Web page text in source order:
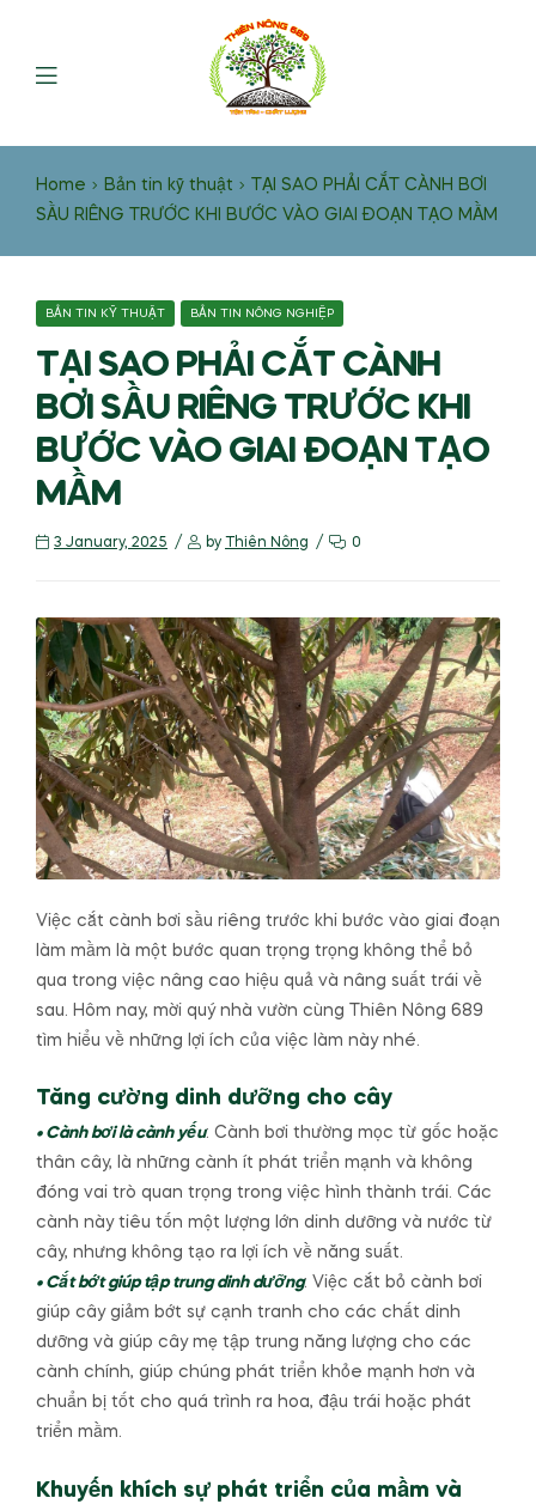
Home Bản tin kỹ thuật
TẠI SAO PHẢI CẮT CÀNH BƠI
SẦU RIÊNG TRƯỚC KHI BƯỚC VÀO GIAI ĐOẠN TẠO MẦM
BẢN TIN KỸ THUẬT BẢN TIN NÔNG NGHIỆP
TẠI SAO PHẢI CẮT CÀNH
BƠI SẦU RIÊNG TRƯỚC KHI
BƯỚC VÀO GIAI ĐOẠN TẠO
MẦM
3 January, 2025 by Thiên Nông 0
Việc cắt cành bơi sầu riêng trước khi bước vào giai đoạn
làm mầm là một bước quan trọng trọng không thể bỏ
qua trong việc nâng cao hiệu quả và nâng suất trái về
sau. Hôm nay, mời quý nhà vườn cùng Thiên Nông 689
tìm hiểu về những lợi ích của việc làm này nhé.
Tăng cường dinh dưỡng cho cây
• Cành bơi là cành yếu: Cành bơi thường mọc từ gốc hoặc
thân cây, là những cành ít phát triển mạnh và không
đóng vai trò quan trọng trong việc hình thành trái. Các
cành này tiêu tốn một lượng lớn dinh dưỡng và nước từ
cây, nhưng không tạo ra lợi ích về năng suất.
• Cắt bớt giúp tập trung dinh dưỡng: Việc cắt bỏ cành bơi
giúp cây giảm bớt sự cạnh tranh cho các chất dinh
dưỡng và giúp cây mẹ tập trung năng lượng cho các
cành chính, giúp chúng phát triển khỏe mạnh hơn và
chuẩn bị tốt cho quá trình ra hoa, đậu trái hoặc phát
triển mầm.
Khuyến khích sự phát triển của mầm và